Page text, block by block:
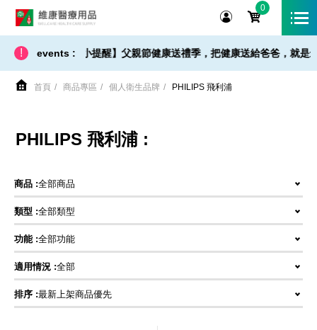
0
! events :
【 出貨 / 免運 - 小提醒】父親節健康送禮季，把健康送給爸爸，就
首頁 商品專區 個人衛生品牌 PHILIPS 飛利浦
PHILIPS 飛利浦 :
商品 :全部商品
類型 :全部類型
功能 :全部功能
適用情況 :全部
排序 :最新上架商品優先